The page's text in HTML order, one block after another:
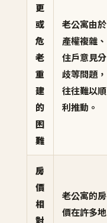
更
或
危
老
重
建
的
困
難
老公寓由於
產權複雜、
住戶意見分
歧等問題，
往往難以順
利推動。
房
價
相
對
老公寓的房
價在許多地